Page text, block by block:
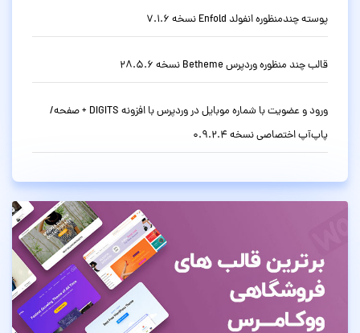
پوسته چندمنظوره انفولد Enfold نسخه 7.1.6
قالب چند منظوره وردپرس Betheme نسخه 28.5.6
ورود و عضویت با شماره موبایل در وردپرس با افزونه DIGITS + صفحه/
پاپ‌آپ اختصاصی نسخه 0.9.2.4